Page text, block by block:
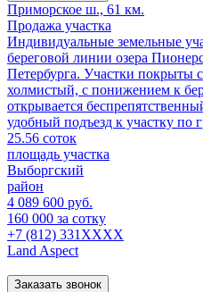
Приморское ш., 61 км.
Продажа участка
Индивидуальные земельные
береговой линии озера
Петербурга. Участки покрыты
холмистый, с понижением к
открывается
удобный подъезд к участку по
25.56 соток
площадь участка
Выборгский
район
4 089 600 руб.
160 000 за сотку
+7 (812) 331XXXX
Land Aspect
Заказать звонок